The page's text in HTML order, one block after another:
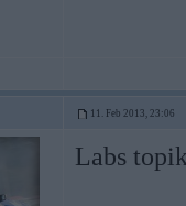
11. Feb 2013, 23:06
Labs